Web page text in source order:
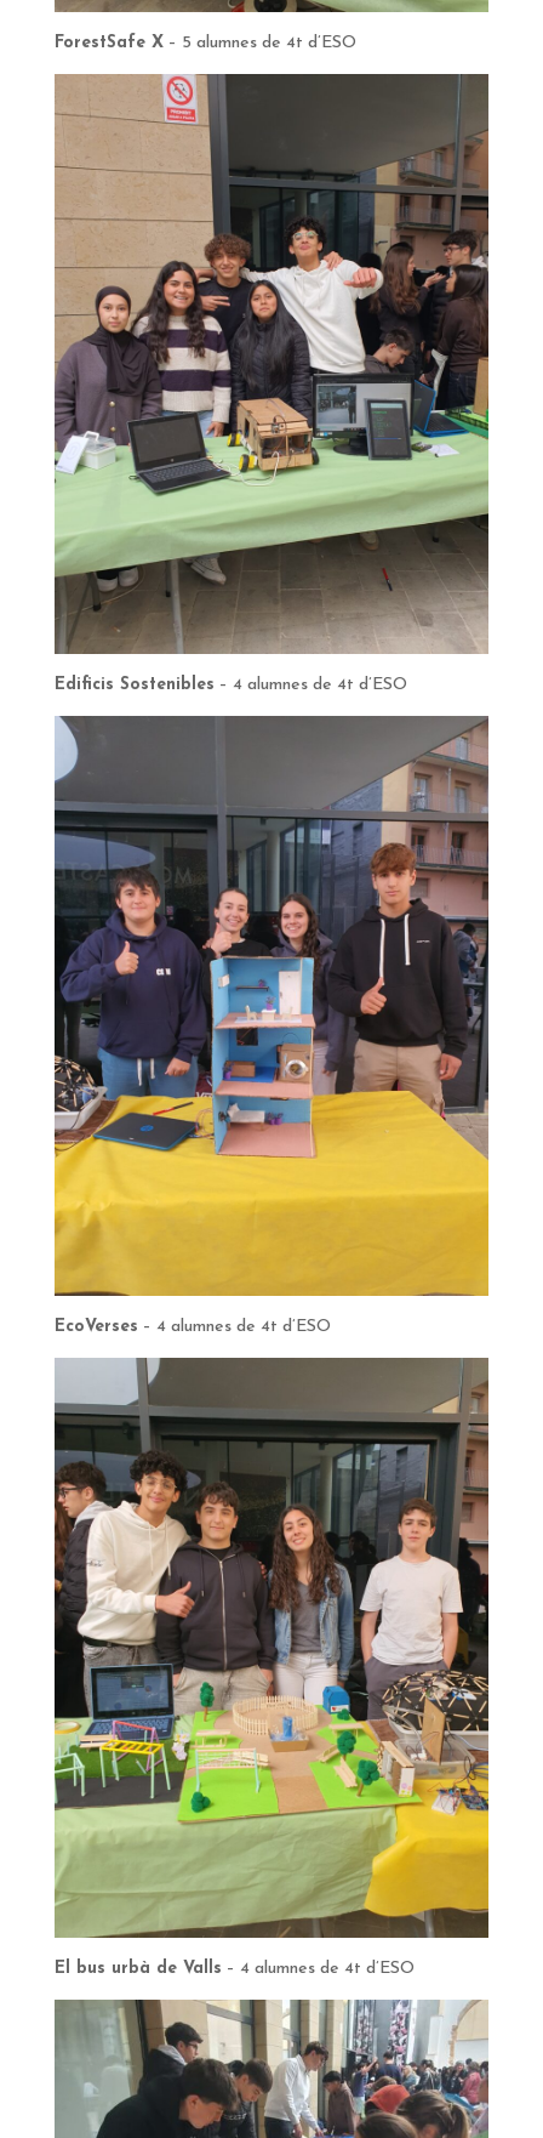
ForestSafe X– 5 alumnes de 4t d’ESO
Edificis Sostenibles – 4 alumnes de 4t d’ESO
EcoVerses – 4 alumnes de 4t d’ESO
El bus urbà de Valls – 4 alumnes de 4t d’ESO